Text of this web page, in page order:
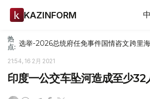
KAZINFORM
热
点: 选举-2026总统府任免事件国情咨文跨里
21:54, 16 2月 2021
印度一公交车坠河造成至少32